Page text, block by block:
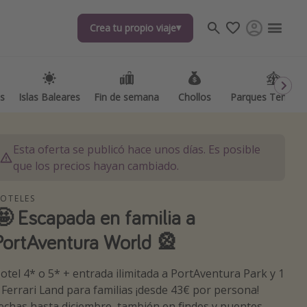
Crea tu propio viaje
Islas Baleares Fin de semana Chollos Parques
Crea tu propio viaje
Islas Baleares Fin de semana Chollos Parques
destinos
Esta oferta se publicó hace unos días. Es posible
que los precios hayan cambiado.
Escapada en familia a
World 🎡
4* o 5* + entrada ilimitada a PortAventura Park y 1
Land para familias ¡desde 43€ por persona!